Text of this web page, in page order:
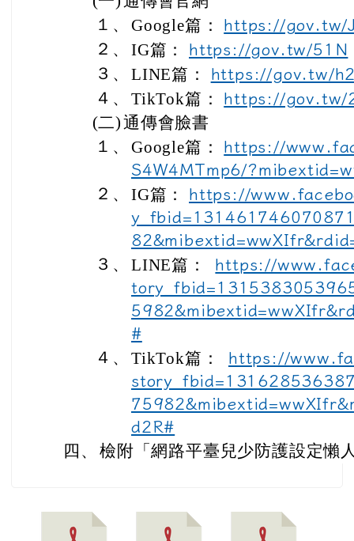
１、 Google篇： https://gov.tw/
２、 IG篇： https://gov.tw/51N
３、 LINE篇： https://gov.tw/
４、 TikTok篇： https://gov.tw/
(二)通傳會臉書
１、 Google篇： https://
S4W4MTmp6/
２、 IG篇： https://
３、 LINE篇： https://
#
４、 TikTok篇： https://
d2R#
四、 檢附「網路平臺兒少防護設定懶